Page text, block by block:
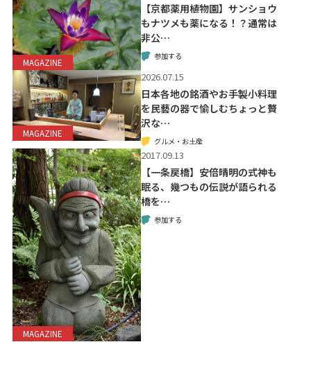
MAGAZINE
【京都薬用植物園】サンショウ
もナツメも薬になる！？通常は
非公…
参加する
MAGAZINE
2026.07.15
日本各地の銘酒やお手製小料理
を民藝の器で愉しむちょっと贅
沢な…
グルメ・お土産
MAGAZINE
2017.09.13
【一条戻橋】安倍晴明の式神も
眠る、幾つもの伝説が語られる
橋を…
参加する